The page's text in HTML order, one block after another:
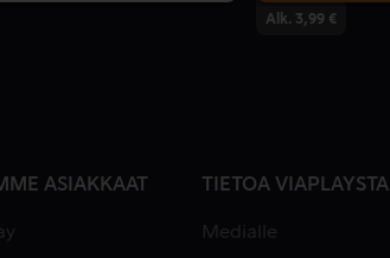
Alk. 3,99 €
ASIAKKAAT TIETOA VIAPLAYSTA
Medialle